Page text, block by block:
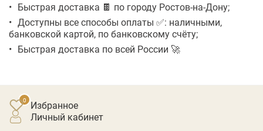
Быстрая доставка 🍫 по городу Ростов-на-Дону;
Доступны все способы оплаты ✅: наличными,
банковской картой, по банковскому счёту;
Быстрая доставка по всей России 🚀
Избранное
личный кабинет